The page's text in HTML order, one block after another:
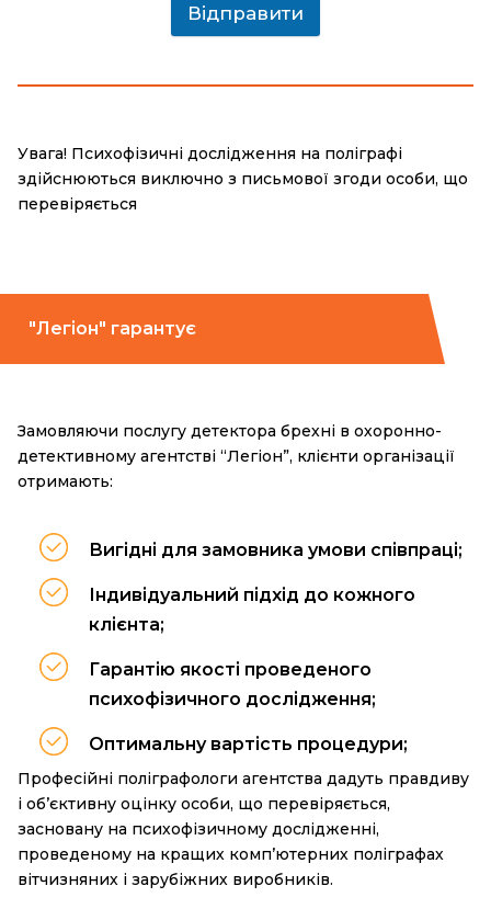
Відправити
Увага! Психофізичні дослідження на поліграфі
здійснюються виключно з письмової згоди особи, що
перевіряється
"Легіон" гарантує
Замовляючи послугу детектора брехні в охоронно-
детективному агентстві “Легіон”, клієнти організації
отримають:
Вигідні для замовника умови співпраці;
Індивідуальний підхід до кожного
клієнта;
Гарантію якості проведеного
психофізичного дослідження;
Оптимальну вартість процедури;
Професійні поліграфологи агентства дадуть правдиву
і об’єктивну оцінку особи, що перевіряється,
засновану на психофізичному дослідженні,
проведеному на кращих комп’ютерних поліграфах
вітчизняних і зарубіжних виробників.